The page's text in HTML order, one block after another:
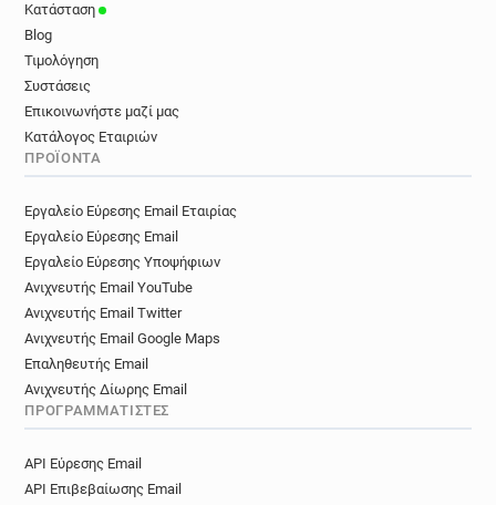
Κατάσταση
Blog
Τιμολόγηση
Συστάσεις
Επικοινωνήστε μαζί μας
Κατάλογος Εταιριών
ΠΡΟΪΌΝΤΑ
Εργαλείο Εύρεσης Email Εταιρίας
Εργαλείο Εύρεσης Email
Εργαλείο Εύρεσης Υποψήφιων
Ανιχνευτής Email YouTube
Ανιχνευτής Email Twitter
Ανιχνευτής Email Google Maps
Επαληθευτής Email
Ανιχνευτής Δίωρης Email
ΠΡΟΓΡΑΜΜΑΤΙΣΤΈΣ
API Εύρεσης Email
API Επιβεβαίωσης Email